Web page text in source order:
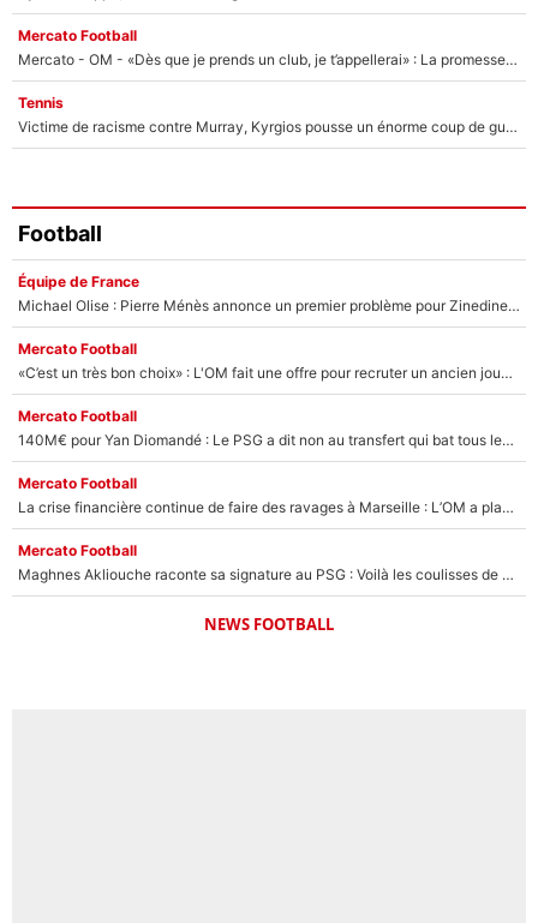
Mercato Football
Mercato - OM - «Dès que je prends un club, je t’appellerai» : La promesse de Marcelino au moment de claquer la porte
Tennis
Victime de racisme contre Murray, Kyrgios pousse un énorme coup de gueule !
Football
Équipe de France
Michael Olise : Pierre Ménès annonce un premier problème pour Zinedine Zidane en équipe de France
Mercato Football
«C’est un très bon choix» : L'OM fait une offre pour recruter un ancien joueur du PSG... et c'est validé dans l'After Foot !
Mercato Football
140M€ pour Yan Diomandé : Le PSG a dit non au transfert qui bat tous les records sur le mercato
Mercato Football
La crise financière continue de faire des ravages à Marseille : L’OM a placé 12 joueurs sur le marché des transferts… et ça pourrait lui rapporter près de 100M€ !
Mercato Football
Maghnes Akliouche raconte sa signature au PSG : Voilà les coulisses de son transfert de rêve à 50M€
NEWS FOOTBALL